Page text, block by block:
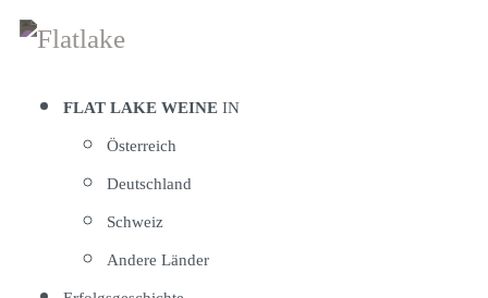
Zum
springenFLAT LAKE WEINE IN
Österreich
Deutschland
Schweiz
Andere Länder